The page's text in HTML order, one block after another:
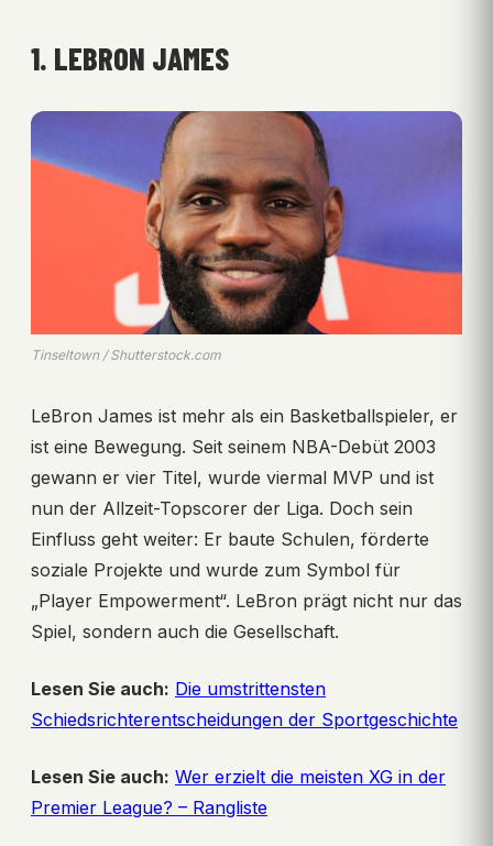
1. LEBRON JAMES
Tinseltown / Shutterstock.com
LeBron James ist mehr als ein Basketballspieler, er
ist eine Bewegung. Seit seinem NBA-Debüt 2003
gewann er vier Titel, wurde viermal MVP und ist
nun der Allzeit-Topscorer der Liga. Doch sein
Einfluss geht weiter: Er baute Schulen, förderte
soziale Projekte und wurde zum Symbol für
„Player Empowerment“. LeBron prägt nicht nur das
Spiel, sondern auch die Gesellschaft.
Lesen Sie auch: Die umstrittensten
Schiedsrichterentscheidungen der Sportgeschichte
Lesen Sie auch: Wer erzielt die meisten XG in der
Premier League? – Rangliste